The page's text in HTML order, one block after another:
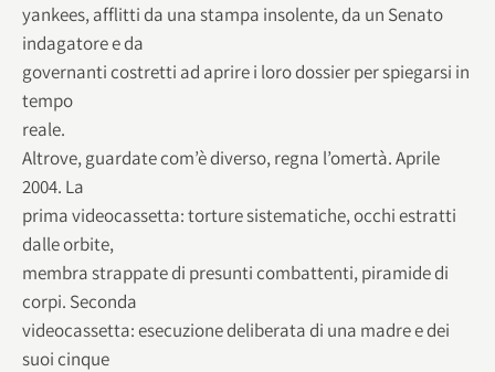
yankees, afflitti da una stampa insolente, da un Senato
indagatore e da
governanti costretti ad aprire i loro dossier per spiegarsi in
tempo
reale.
Altrove, guardate com’è diverso, regna l’omertà. Aprile
2004. La
prima videocassetta: torture sistematiche, occhi estratti
dalle orbite,
membra strappate di presunti combattenti, piramide di
corpi. Seconda
videocassetta: esecuzione deliberata di una madre e dei
suoi cinque